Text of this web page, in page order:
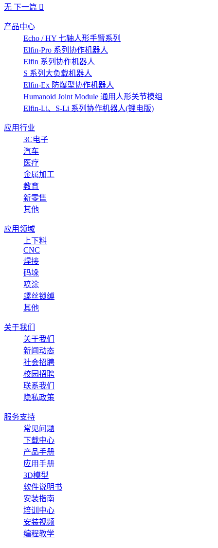
无 下一篇
产品中心
Echo / HY 七轴人形手臂系列
Elfin-Pro 系列协作机器人
Elfin 系列协作机器人
S 系列大负载机器人
Elfin-Ex 防爆型协作机器人
Humanoid Joint Module 通用人形关节模组
Elfin-Li、S-Li 系列协作机器人(锂电版)
应用行业
3C电子
汽车
医疗
金属加工
教育
新零售
其他
应用领域
上下料
CNC
焊接
码垛
喷涂
螺丝锁缚
其他
关于我们
关于我们
新闻动态
社会招聘
校园招聘
联系我们
隐私政策
服务支持
常见问题
下载中心
产品手册
应用手册
3D模型
软件说明书
安装指南
培训中心
安装视频
编程教学